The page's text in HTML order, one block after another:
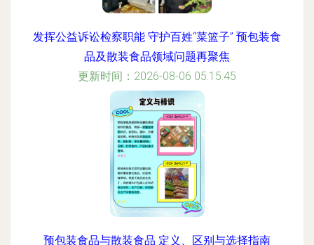
发挥公益诉讼检察职能 守护百姓“菜篮子” 预包装食
品及散装食品领域问题再聚焦
更新时间：2026-08-06 05:15:45
预包装食品与散装食品 定义、区别与选择指南